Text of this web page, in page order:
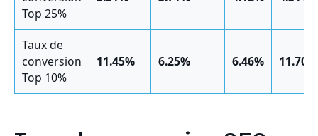
Top 25%
Taux de
conversion
Top 10%
11.45% 6.25% 6.46% 11.70%